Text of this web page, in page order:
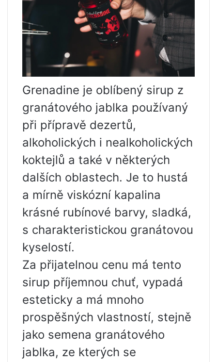
Grenadine je oblíbený sirup z
granátového jablka používaný
při přípravě dezertů,
alkoholických i nealkoholických
koktejlů a také v některých
dalších oblastech. Je to hustá
a mírně viskózní kapalina
krásné rubínové barvy, sladká,
s charakteristickou granátovou
kyselostí.
Za přijatelnou cenu má tento
sirup příjemnou chuť, vypadá
esteticky a má mnoho
prospěšných vlastností, stejně
jako semena granátového
jablka, ze kterých se